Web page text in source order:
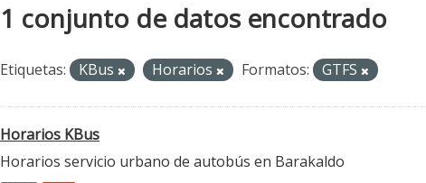
1 conjunto de datos encontrado
Etiquetas: KBus Horarios Formatos: GTFS
Horarios KBus
Horarios servicio urbano de autobús en Barakaldo